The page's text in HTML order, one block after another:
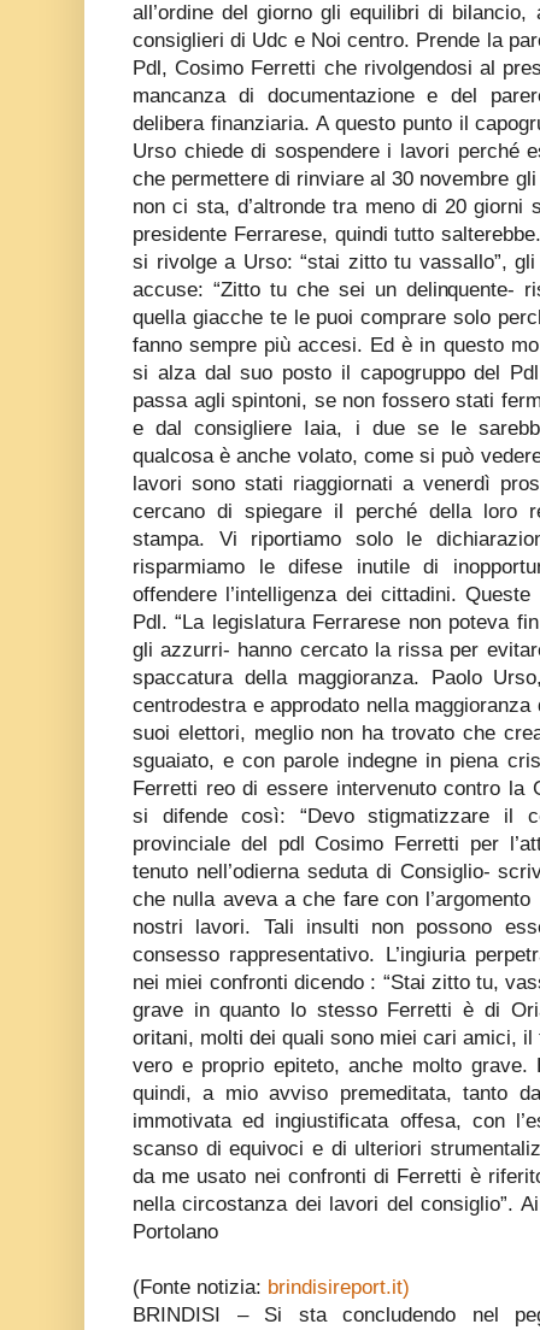
all’ordine del giorno gli equilibri di
consiglieri di Udc e Noi centro. Prende la
Pdl, Cosimo Ferretti che rivolgendosi al
mancanza di documentazione e del
delibera finanziaria. A questo punto il
Urso chiede di sospendere i lavori perché
che permettere di rinviare al 30 novembre
non ci sta, d’altronde tra meno di 20 giorni
presidente Ferrarese, quindi tutto
si rivolge a Urso: “stai zitto tu vassallo”,
accuse: “Zitto tu che sei un delinquente-
quella giacche te le puoi comprare solo
fanno sempre più accesi. Ed è in questo
si alza dal suo posto il capogruppo del
passa agli spintoni, se non fossero stati
e dal consigliere Iaia, i due se le
qualcosa è anche volato, come si può
lavori sono stati riaggiornati a venerdì
cercano di spiegare il perché della loro
stampa. Vi riportiamo solo le
risparmiamo le difese inutile di
offendere l’intelligenza dei cittadini.
Pdl. “La legislatura Ferrarese non poteva
gli azzurri- hanno cercato la rissa per
spaccatura della maggioranza. Paolo
centrodestra e approdato nella
suoi elettori, meglio non ha trovato che
sguaiato, e con parole indegne in piena
Ferretti reo di essere intervenuto contro la
si difende così: “Devo stigmatizzare il
provinciale del pdl Cosimo Ferretti per
tenuto nell’odierna seduta di Consiglio-
che nulla aveva a che fare con
nostri lavori. Tali insulti non possono
consesso rappresentativo. L’ingiuria
nei miei confronti dicendo : “Stai zitto tu,
grave in quanto lo stesso Ferretti è di
oritani, molti dei quali sono miei cari amici,
vero e proprio epiteto, anche molto grave.
quindi, a mio avviso premeditata, tanto
immotivata ed ingiustificata offesa, con
scanso di equivoci e di ulteriori
da me usato nei confronti di Ferretti è
nella circostanza dei lavori del consiglio”.
Portolano
(Fonte notizia: brindisireport.it)
BRINDISI – Si sta concludendo nel